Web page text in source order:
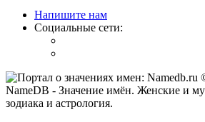
Напишите нам
Социальные сети:
NameDB - Значение имён. Женские и
зодиака и астрология.